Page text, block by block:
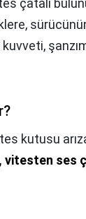
çatalı
kutusu
ses